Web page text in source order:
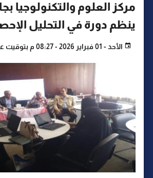
مركز العلوم والتكنولوجيا
ينظم دورة في التحليل
الأحد - 01 فبراير 2026 - 08:27 م بتوقيت عدن